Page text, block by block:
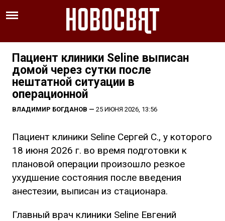
Пациент клиники Seline выписан
домой через сутки после
нештатной ситуации в
операционной
ВЛАДИМИР БОГДАНОВ — 25 ИЮНЯ 2026, 13:56
Пациент клиники Seline Сергей С., у которого
18 июня 2026 г. во время подготовки к
плановой операции произошло резкое
ухудшение состояния после введения
анестезии, выписан из стационара.
Главный врач клиники Seline Евгений